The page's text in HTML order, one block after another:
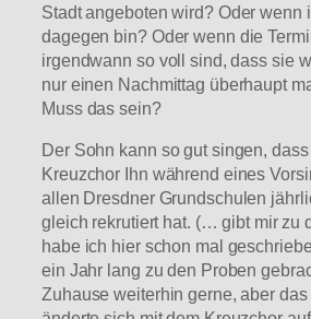
Stadt angeboten wird? Oder wenn
dagegen bin? Oder wenn die
irgendwann so voll sind, dass sie
nur einen Nachmittag überhaupt
Muss das sein?
Der Sohn kann so gut singen,
Kreuzchor Ihn während eines
allen Dresdner Grundschulen
gleich rekrutiert hat. (… gibt mir zu
habe ich hier schon mal
ein Jahr lang zu den Proben
Zuhause weiterhin gerne, aber